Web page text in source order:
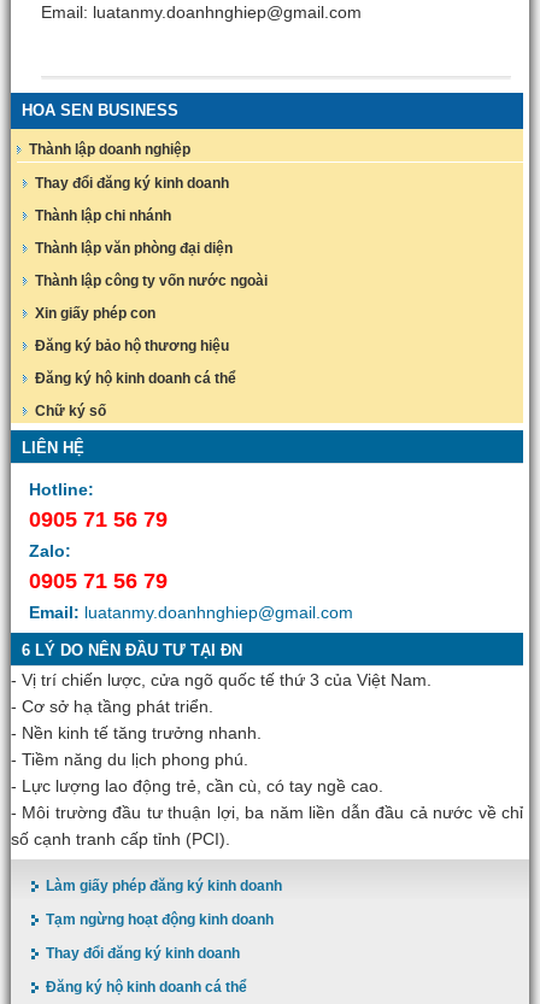
Email: luatanmy.doanhnghiep@gmail.com
HOA SEN BUSINESS
Thành lập doanh nghiệp
Thay đổi đăng ký kinh doanh
Thành lập chi nhánh
Thành lập văn phòng đại diện
Thành lập công ty vốn nước ngoài
Xin giấy phép con
Đăng ký bảo hộ thương hiệu
Đăng ký hộ kinh doanh cá thể
Chữ ký số
LIÊN HỆ
Hotline:
0905 71 56 79
Zalo:
0905 71 56 79
Email: luatanmy.doanhnghiep@gmail.com
6 LÝ DO NÊN ĐẦU TƯ TẠI ĐN
- Vị trí chiến lược, cửa ngõ quốc tế thứ 3 của Việt Nam.
- Cơ sở hạ tầng phát triển.
- Nền kinh tế tăng trưởng nhanh.
- Tiềm năng du lịch phong phú.
- Lực lượng lao động trẻ, cần cù, có tay ngề cao.
- Môi trường đầu tư thuận lợi, ba năm liền dẫn đầu cả nước về chỉ
số cạnh tranh cấp tỉnh (PCI).
Làm giấy phép đăng ký kinh doanh
Tạm ngừng hoạt động kinh doanh
Thay đổi đăng ký kinh doanh
Đăng ký hộ kinh doanh cá thể